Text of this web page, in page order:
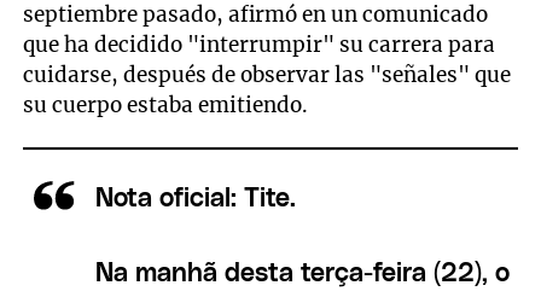
septiembre pasado, afirmó en un comunicado
que ha decidido "interrumpir" su carrera para
cuidarse, después de observar las "señales" que
su cuerpo estaba emitiendo.
Nota oficial: Tite.
Na manhã desta terça-feira (22), o